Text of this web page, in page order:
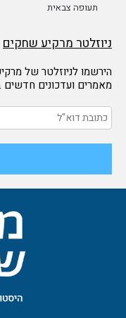
תעופה צבאית
ניוזלטר מרקיע שחקים
הירשמו לניוזלטר של
מאמרים ועדכונים